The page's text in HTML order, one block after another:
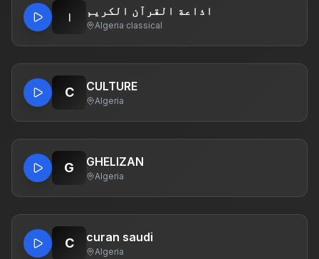
ا اذاعة القرآن الكريم
Algeria·classical
C CULTURE
Algeria
G GHELIZAN
Algeria
C curan saudi
Algeria